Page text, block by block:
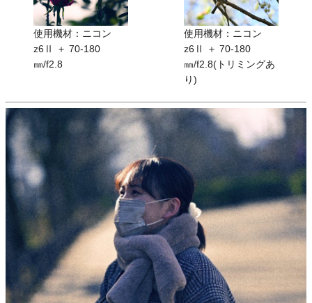
使用機材：ニコン
z6Ⅱ ＋ 70-180
㎜/f2.8
使用機材：ニコン
z6Ⅱ ＋ 70-180
㎜/f2.8(トリミングあ
り)